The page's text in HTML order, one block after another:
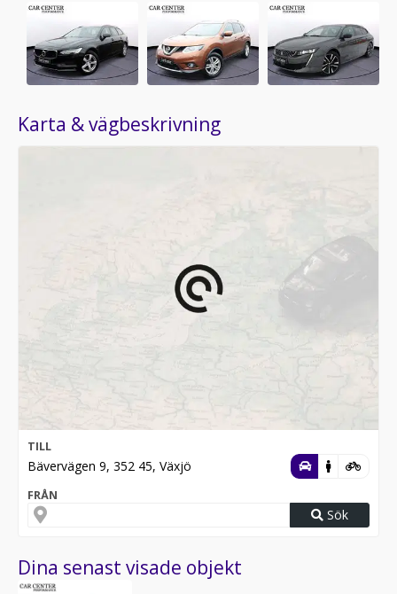
Karta & vägbeskrivning
TILL
Bävervägen 9, 352 45, Växjö
FRÅN
Sök
Dina senast visade objekt